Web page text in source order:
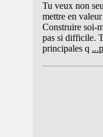
Tu veux non
mettre en
Construire soi-
pas si difficile.
principales q ...